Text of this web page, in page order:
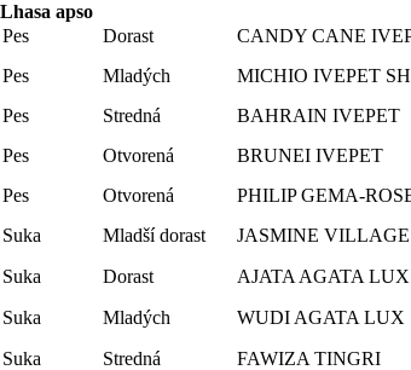
Lhasa apso
Pes
Dorast CANDY CANE
Pes
Mladých MICHIO IVEPET
Pes
Stredná BAHRAIN IVEPET
Pes
Otvorená BRUNEI IVEPET
Pes
Otvorená PHILIP GEMA-
Suka
Mladší dorast JASMINE
Suka
Dorast AJATA AGATA LUX
Suka
Mladých WUDI AGATA LUX
Suka
Stredná FAWIZA TINGRI